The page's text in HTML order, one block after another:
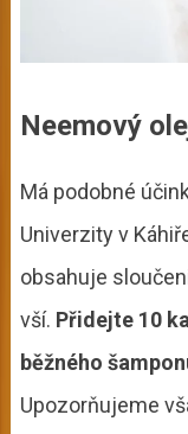
Neemový
Má podobné
Univerzity v
obsahuje
vší. Přidejte 10
běžného
Upozorňujeme